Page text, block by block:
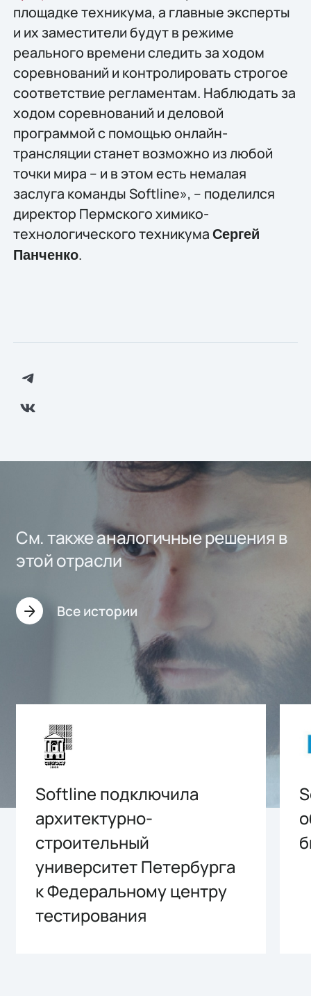
площадке техникума, а главные эксперты
и их заместители будут в режиме
реального времени следить за ходом
соревнований и контролировать строгое
соответствие регламентам. Наблюдать за
ходом соревнований и деловой
программой с помощью онлайн-
трансляции станет возможно из любой
точки мира – и в этом есть немалая
заслуга команды Softline», – поделился
директор Пермского химико-
технологического техникума Сергей
Панченко.
См. также аналогичные решения в
этой отрасли
Все истории
Softline подключила
архитектурно-
строительный
университет Петербурга
к Федеральному центру
тестирования